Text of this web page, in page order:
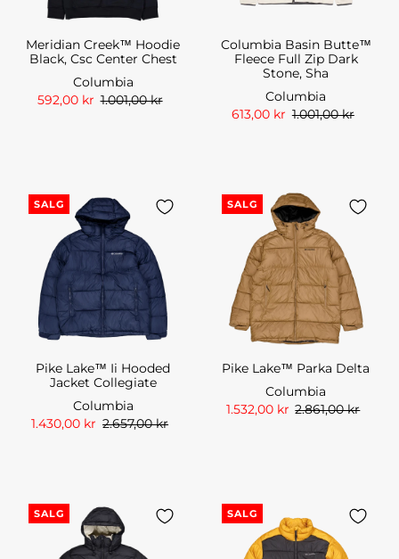
Meridian Creek™ Hoodie
Black, Csc Center Chest
Columbia
592,00 kr 1.001,00 kr
Columbia Basin Butte™
Fleece Full Zip Dark
Stone, Sha
Columbia
613,00 kr 1.001,00 kr
SALG
Pike Lake™ Ii Hooded
Jacket Collegiate
Columbia
1.430,00 kr 2.657,00 kr
SALG
Pike Lake™ Parka Delta
Columbia
1.532,00 kr 2.861,00 kr
SALG SALG